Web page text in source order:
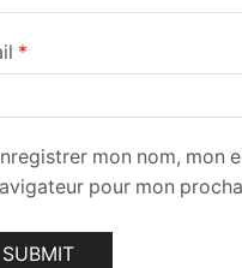
*
mon nom, mon
pour mon